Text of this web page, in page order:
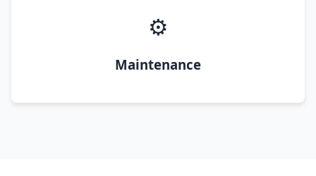
⚙️
Maintenance